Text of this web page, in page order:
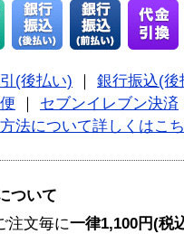
(後払い)
銀行振込(後
セブンイレブン決済
法について詳しくはこ
ついて
注文毎に一律1,100円(税